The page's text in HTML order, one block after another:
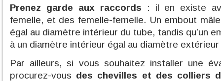
Prenez garde aux raccords : il en existe
femelle, et des femelle-femelle. Un embout
égal au diamètre intérieur du tube, tandis qu’un
à un diamètre intérieur égal au diamètre
Par ailleurs, si vous souhaitez installer une
procurez-vous des chevilles et des colliers